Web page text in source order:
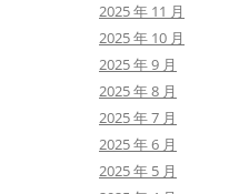
2025 年 11 月
2025 年 10 月
2025 年 9 月
2025 年 8 月
2025 年 7 月
2025 年 6 月
2025 年 5 月